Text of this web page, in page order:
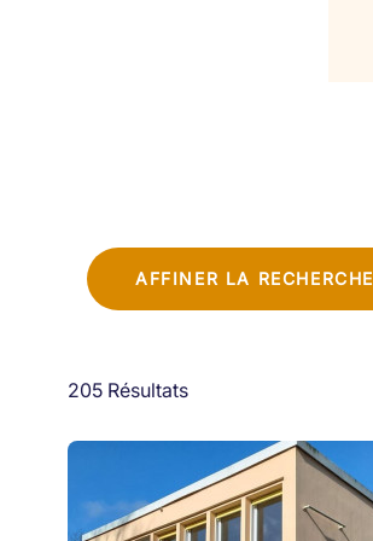
AFFINER LA RECHERCHE
205 Résultats